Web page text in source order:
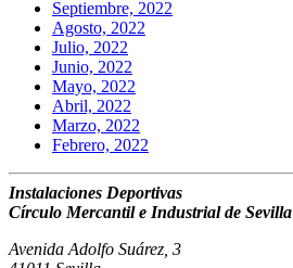
Septiembre, 2022
Agosto, 2022
Julio, 2022
Junio, 2022
Mayo, 2022
Abril, 2022
Marzo, 2022
Febrero, 2022
Instalaciones Deportivas
Círculo Mercantil e Industrial de Sevilla
Avenida Adolfo Suárez, 3